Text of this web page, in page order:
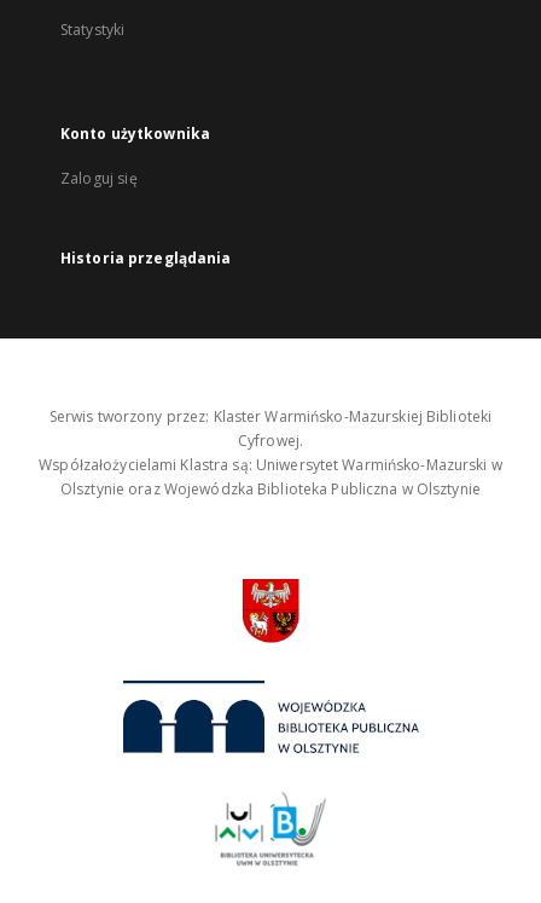
Statystyki
Konto użytkownika
Zaloguj się
Historia przeglądania
Serwis tworzony przez: Klaster Warmińsko-Mazurskiej Biblioteki
Cyfrowej.
Współzałożycielami Klastra są: Uniwersytet Warmińsko-Mazurski w
Olsztynie oraz Wojewódzka Biblioteka Publiczna w Olsztynie